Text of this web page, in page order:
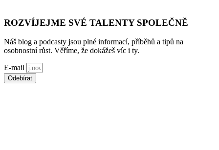
ROZVÍJEJME SVÉ TALENTY SPOLEČNĚ
Náš blog a podcasty jsou plné informací, příběhů a tipů na
osobnostní růst. Věříme, že dokážeš víc i ty.
E-mail
Odebírat